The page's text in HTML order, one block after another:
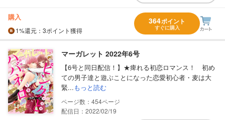
購入
1%還元 ：3ポイント獲得
364ポイント
すぐに購入
マーガレット 2022年6号
【6号と同日配信！】★痺れる初恋ロマンス！ 初め
ての男子達と遊ぶことになった恋愛初心者・麦は大
緊...もっと読む
454
配信日：2022/02/19